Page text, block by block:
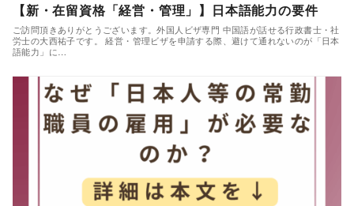
【新・在留資格「経営・管理」】日本語能力の要件
ご訪問頂きありがとうございます。外国人ビザ専門 中国語が話せる行政書士・社
労士の大西祐子です。 経営・管理ビザを申請する際、避けて通れないのが「日本
語能力」に…